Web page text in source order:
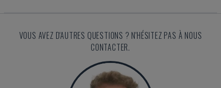
VOUS AVEZ D'AUTRES QUESTIONS ? N'HÉSITEZ PAS À NOUS
CONTACTER.